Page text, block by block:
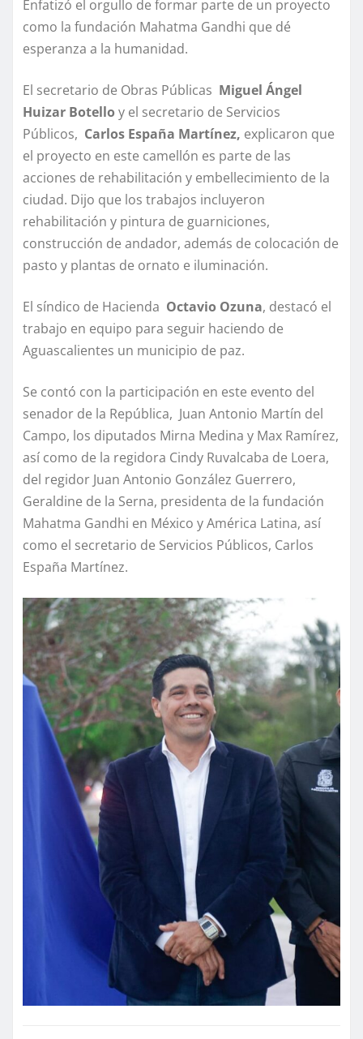
Enfatizó el orgullo de formar parte de un proyecto
como la fundación Mahatma Gandhi que dé
esperanza a la humanidad.
El secretario de Obras Públicas Miguel Ángel
Huizar Botello y el secretario de Servicios
Públicos, Carlos España Martínez, explicaron que
el proyecto en este camellón es parte de las
acciones de rehabilitación y embellecimiento de la
ciudad. Dijo que los trabajos incluyeron
rehabilitación y pintura de guarniciones,
construcción de andador, además de colocación de
pasto y plantas de ornato e iluminación.
El síndico de Hacienda Octavio Ozuna, destacó el
trabajo en equipo para seguir haciendo de
Aguascalientes un municipio de paz.
Se contó con la participación en este evento del
senador de la República, Juan Antonio Martín del
Campo, los diputados Mirna Medina y Max Ramírez,
así como de la regidora Cindy Ruvalcaba de Loera,
del regidor Juan Antonio González Guerrero,
Geraldine de la Serna, presidenta de la fundación
Mahatma Gandhi en México y América Latina, así
como el secretario de Servicios Públicos, Carlos
España Martínez.